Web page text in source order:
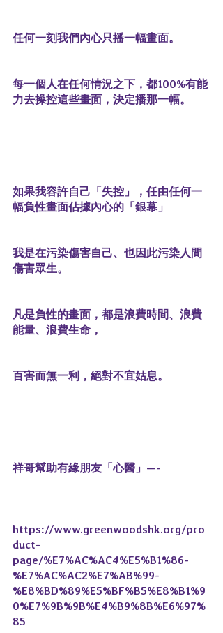
任何一刻我們內心只播一幅畫面。
每一個人在任何情況之下，都100%有能
力去操控這些畫面，決定播那一幅。
如果我容許自己「失控」，任由任何一
幅負性畫面佔據內心的「銀幕」
我是在污染傷害自己、也因此污染人間
傷害眾生。
凡是負性的畫面，都是浪費時間、浪費
能量、浪費生命，
百害而無一利，絕對不宜姑息。
祥哥幫助有緣朋友「心醫」—-
https://www.greenwoodshk.org/pro
duct-
page/%E7%AC%AC4%E5%B1%86-
%E7%AC%AC2%E7%AB%99-
%E8%BD%89%E5%BF%B5%E8%B1%9
0%E7%9B%9B%E4%B9%8B%E6%97%
85